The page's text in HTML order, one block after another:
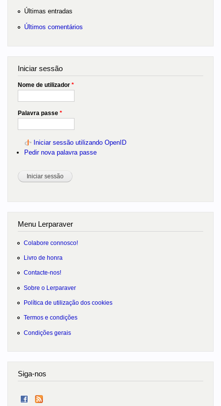
Últimas entradas
Últimos comentários
Iniciar sessão
Nome de utilizador *
Palavra passe *
Iniciar sessão utilizando OpenID
Pedir nova palavra passe
Menu Lerparaver
Colabore connosco!
Livro de honra
Contacte-nos!
Sobre o Lerparaver
Política de utilização dos cookies
Termos e condições
Condições gerais
Siga-nos